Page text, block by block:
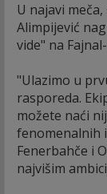
U najavi
Alimpijević
vide" na
"Ulazimo u
rasporeda.
možete naći
fenomenalnih
Fenerbahče i
najvišim